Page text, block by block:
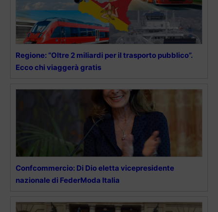
Regione: “Oltre 2 miliardi per il trasporto pubblico”.
Ecco chi viaggerà gratis
Confcommercio: Di Dio eletta vicepresidente
nazionale di FederModa Italia